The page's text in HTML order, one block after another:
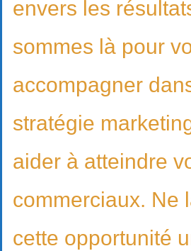
envers les
sommes là pour
accompagner
stratégie
aider à atteindre
commerciaux. Ne
cette opportunité